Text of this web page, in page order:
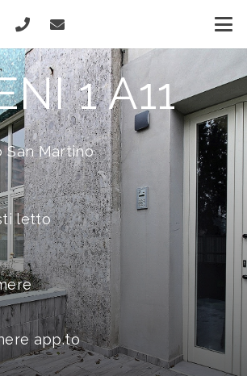
1 A11
San Martino
letto
app.to